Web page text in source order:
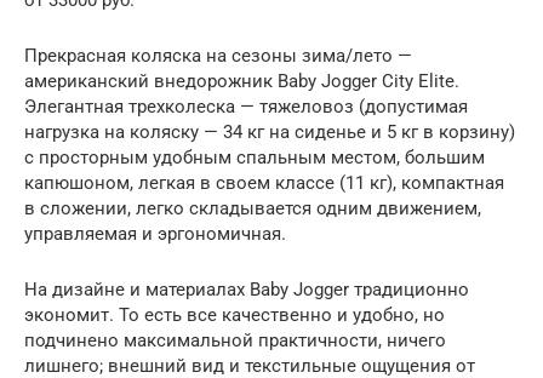
Прекрасная коляска на сезоны зима/лето —
американский внедорожник Baby Jogger City Elite.
Элегантная трехколеска — тяжеловоз (допустимая
нагрузка на коляску — 34 кг на сиденье и 5 кг в корзину)
с просторным удобным спальным местом, большим
капюшоном, легкая в своем классе (11 кг), компактная
в сложении, легко складывается одним движением,
управляемая и эргономичная.
На дизайне и материалах Baby Jogger традиционно
экономит. То есть все качественно и удобно, но
подчинено максимальной практичности, ничего
лишнего; внешний вид и текстильные ощущения от